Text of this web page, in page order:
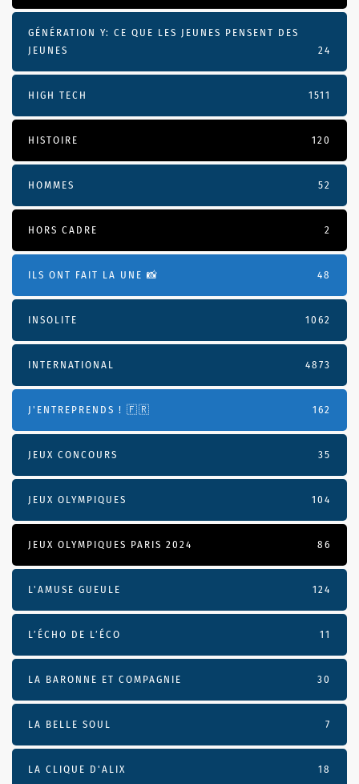
GÉNÉRATION Y: CE QUE LES JEUNES PENSENT DES
JEUNES
24
HIGH TECH 1511
HISTOIRE 120
HOMMES 52
HORS CADRE 2
ILS ONT FAIT LA UNE 📸 48
INSOLITE 1062
INTERNATIONAL 4873
J'ENTREPRENDS ! 🇫🇷 162
JEUX CONCOURS 35
JEUX OLYMPIQUES 104
JEUX OLYMPIQUES PARIS 2024 86
L'AMUSE GUEULE 124
L’ÉCHO DE L’ÉCO 11
LA BARONNE ET COMPAGNIE 30
LA BELLE SOUL 7
LA CLIQUE D'ALIX 18